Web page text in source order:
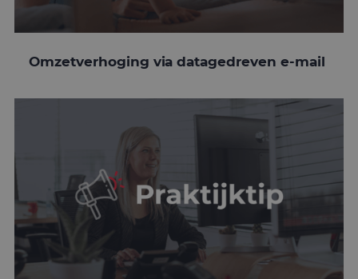
Omzetverhoging via datagedreven e-mail